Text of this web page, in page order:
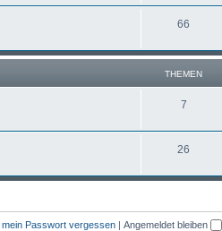
66
THEMEN
7
26
mein Passwort vergessen | Angemeldet bleiben